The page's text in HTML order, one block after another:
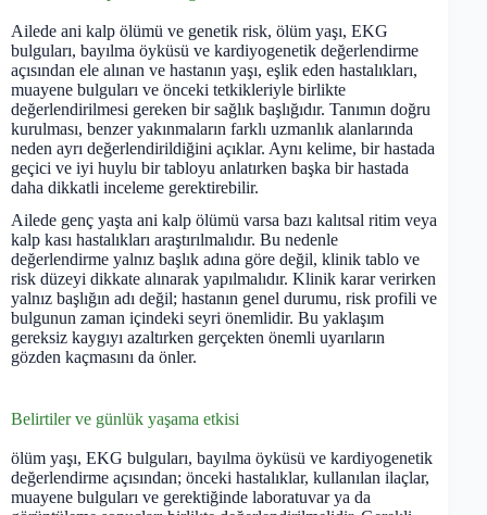
Ailede ani kalp ölümü ve genetik risk, ölüm yaşı, EKG
bulguları, bayılma öyküsü ve kardiyogenetik değerlendirme
açısından ele alınan ve hastanın yaşı, eşlik eden hastalıkları,
muayene bulguları ve önceki tetkikleriyle birlikte
değerlendirilmesi gereken bir sağlık başlığıdır. Tanımın doğru
kurulması, benzer yakınmaların farklı uzmanlık alanlarında
neden ayrı değerlendirildiğini açıklar. Aynı kelime, bir hastada
geçici ve iyi huylu bir tabloyu anlatırken başka bir hastada
daha dikkatli inceleme gerektirebilir.
Ailede genç yaşta ani kalp ölümü varsa bazı kalıtsal ritim veya
kalp kası hastalıkları araştırılmalıdır. Bu nedenle
değerlendirme yalnız başlık adına göre değil, klinik tablo ve
risk düzeyi dikkate alınarak yapılmalıdır. Klinik karar verirken
yalnız başlığın adı değil; hastanın genel durumu, risk profili ve
bulgunun zaman içindeki seyri önemlidir. Bu yaklaşım
gereksiz kaygıyı azaltırken gerçekten önemli uyarıların
gözden kaçmasını da önler.
Belirtiler ve günlük yaşama etkisi
ölüm yaşı, EKG bulguları, bayılma öyküsü ve kardiyogenetik
değerlendirme açısından; önceki hastalıklar, kullanılan ilaçlar,
muayene bulguları ve gerektiğinde laboratuvar ya da